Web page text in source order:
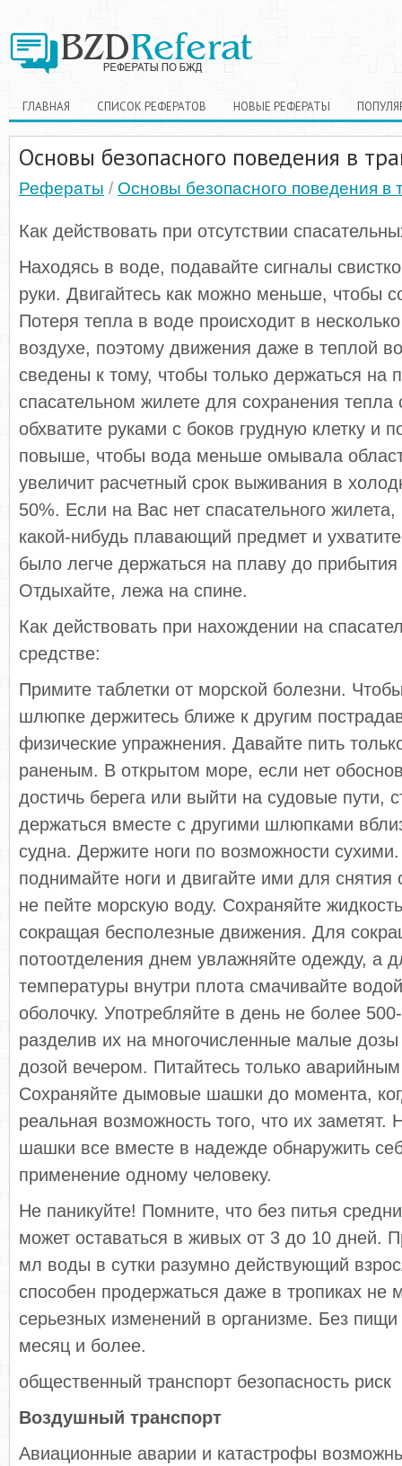
ГЛАВНАЯ СПИСОК РЕФЕРАТОВ НОВЫЕ РЕФЕРАТЫ
Основы безопасного поведения в
Рефераты / Основы безопасного поведения в
Как действовать при отсутствии
Находясь в воде, подавайте сигналы
руки. Двигайтесь как можно меньше, чтобы
Потеря тепла в воде происходит в
воздухе, поэтому движения даже в теплой
сведены к тому, чтобы только держаться на
спасательном жилете для сохранения тепла
обхватите руками с боков грудную клетку и
повыше, чтобы вода меньше омывала
увеличит расчетный срок выживания в
50%. Если на Вас нет спасательного
какой-нибудь плавающий предмет и
было легче держаться на плаву до прибытия
Отдыхайте, лежа на спине.
Как действовать при нахождении на
средстве:
Примите таблетки от морской болезни.
шлюпке держитесь ближе к другим
физические упражнения. Давайте пить
раненым. В открытом море, если нет
достичь берега или выйти на судовые пути,
держаться вместе с другими шлюпками
судна. Держите ноги по возможности
поднимайте ноги и двигайте ими для снятия
не пейте морскую воду. Сохраняйте
сокращая бесполезные движения. Для
потоотделения днем увлажняйте одежду, а
температуры внутри плота смачивайте
оболочку. Употребляйте в день не более
разделив их на многочисленные малые
дозой вечером. Питайтесь только
Сохраняйте дымовые шашки до момента,
реальная возможность того, что их заметят.
шашки все вместе в надежде обнаружить
применение одному человеку.
Не паникуйте! Помните, что без питья
может оставаться в живых от 3 до 10 дней.
мл воды в сутки разумно действующий
способен продержаться даже в тропиках не
серьезных изменений в организме. Без
месяц и более.
общественный транспорт безопасность риск
Воздушный транспорт
Авиационные аварии и катастрофы